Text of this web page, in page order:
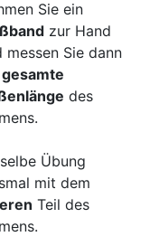
Sie ein
zur Hand
messen Sie dann
des
Übung
mit dem
Teil des